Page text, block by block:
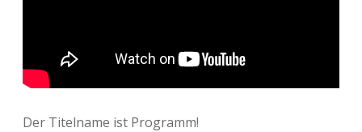
Der Titelname ist Programm!